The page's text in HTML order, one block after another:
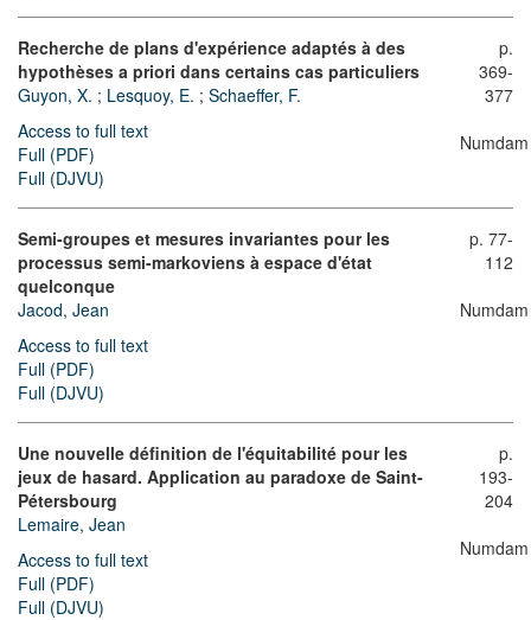
Recherche de plans d'expérience adaptés à des
hypothèses a priori dans certains cas particuliers
Guyon, X. ; Lesquoy, E. ; Schaeffer, F.
Access to full text
Full (PDF)
Full (DJVU)
p.
369-
377
Numdam
Semi-groupes et mesures invariantes pour les
processus semi-markoviens à espace d'état
quelconque
Jacod, Jean
Access to full text
Full (PDF)
Full (DJVU)
p. 77-
112
Numdam
Une nouvelle définition de l'équitabilité pour les
jeux de hasard. Application au paradoxe de Saint-
Pétersbourg
Lemaire, Jean
Access to full text
Full (PDF)
Full (DJVU)
p.
193-
204
Numdam